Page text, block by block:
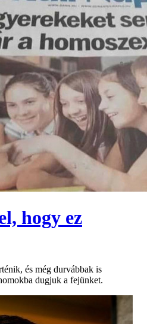
hogy ez
és még durvábbak is
dugjuk a fejünket.